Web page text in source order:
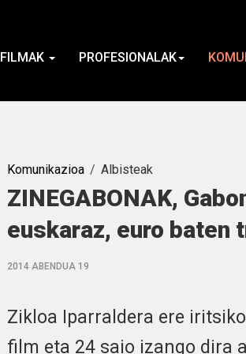
FILMAK PROFESIONALAK
Komunikazioa Albisteak
ZINEGABONAK,
euskaraz, euro baten
2014 ABENDUA 19
Zikloa Iparraldera ere
film eta 24 saio izango dira